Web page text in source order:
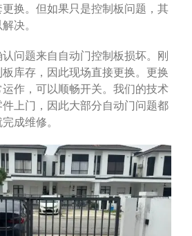
换。但如果只是控制板问题，其
决。
问题来自自动门控制板损坏。刚
库存，因此现场直接更换。更换
作，可以顺畅开关。我们的技术
件上门，因此大部分自动门问题都
成维修。